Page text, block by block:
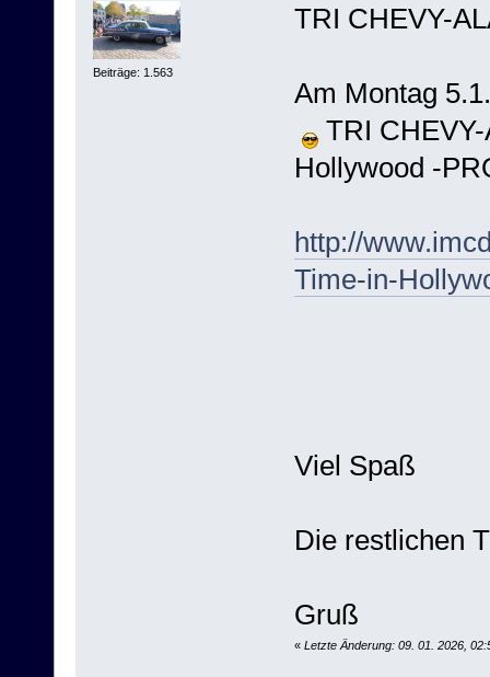
Beiträge: 1.563
TRI CHEVY-
Am Montag
TRI CHEVY-
Hollywood -
http://
Time-in-
Viel Spaß
Die restlichen
Gruß
« Letzte Änderung: 09. 01. 2026,